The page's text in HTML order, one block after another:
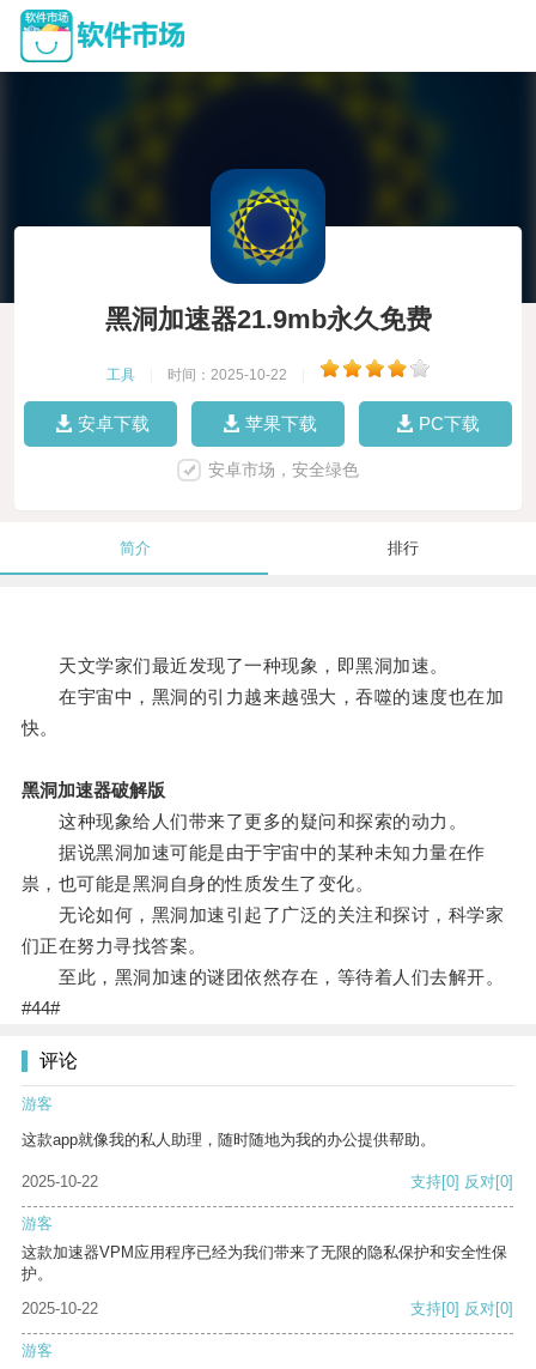
黑洞加速器21.9mb永久免费
工具 时间：2025-10-22
安卓下载 苹果下载 PC下载
安卓市场，安全绿色
简介 排行
天文学家们最近发现了一种现象，即黑洞加速。
在宇宙中，黑洞的引力越来越强大，吞噬的速度也在加
快。
黑洞加速器破解版
这种现象给人们带来了更多的疑问和探索的动力。
据说黑洞加速可能是由于宇宙中的某种未知力量在作
祟，也可能是黑洞自身的性质发生了变化。
无论如何，黑洞加速引起了广泛的关注和探讨，科学家
们正在努力寻找答案。
至此，黑洞加速的谜团依然存在，等待着人们去解开。
#44#
评论
游客
这款app就像我的私人助理，随时随地为我的办公提供帮助。
2025-10-22 支持[0] 反对[0]
游客
这款加速器VPM应用程序已经为我们带来了无限的隐私保护和安全性保
护。
2025-10-22
支持[0] 反对[0]
游客